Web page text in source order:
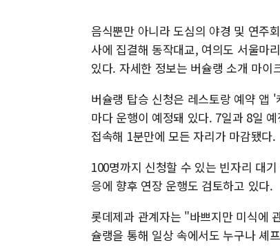
음식뿐만 아니라 도심의 야경 및 연주
사에 집결해 동작대교, 여의도 서울마
있다. 자세한 정보는 버슐랭 소개 마이
버슐랭 탑승 신청은 레스토랑 예약 앱
마다 운행이 예정돼 있다. 7일과 8일
접속해 1분만에 모든 자리가 마감됐다.
100명까지 신청할 수 있는 빈자리 대
응에 향후 연장 운행도 검토하고 있다.
롯데제과 관계자는 "바쁘지만 미식에
슐랭을 통해 일상 속에서도 누구나 셰